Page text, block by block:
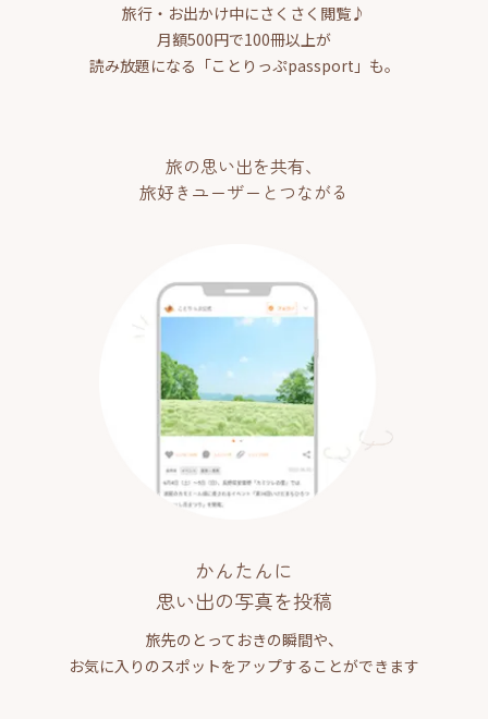
旅行・お出かけ中にさくさく閲覧♪
月額500円で100冊以上が
読み放題になる「ことりっぷpassport」も。
旅の思い出を共有、
旅好きユーザーとつながる
かんたんに
思い出の写真を投稿
旅先のとっておきの瞬間や、
お気に入りのスポットをアップすることができます